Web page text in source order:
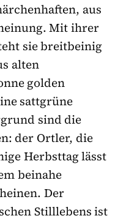
aus
Mit ihrer
sie breitbeinig
alten
golden
sattgrüne
sind die
der Ortler, die
Herbsttag lässt
beinahe
Der
Stilllebens ist